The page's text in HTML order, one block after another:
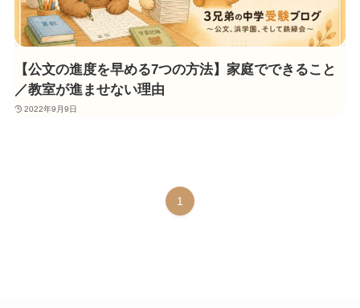
【公文の進度を早める7つの方法】家庭でできること
／教室が進ませない理由
2022年9月9日
1